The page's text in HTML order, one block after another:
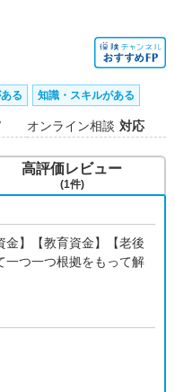
る 知識・スキルがある
オンライン相談 対応
金】【教育資金】【老後
一つ一つ根拠をもって解
高評価レビュー
(1件)